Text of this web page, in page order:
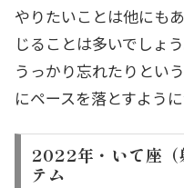
やりたいことは他にも
じることは多いでしょ
うっかり忘れたりとい
にペースを落とすよう
2022年・いて座（
テム